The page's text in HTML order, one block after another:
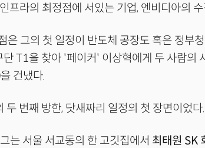
프라의 최정점에 서있는 기업, 엔비디아의
은 그의 첫 일정이 반도체 공장도 혹은 정부
단 T1을 찾아 '페이커' 이상혁에게 두 사람의
건냈다.
두 번째 방한, 닷새짜리 일정의 첫 장면이었다.
는 서울 서교동의 한 고깃집에서 최태원 SK